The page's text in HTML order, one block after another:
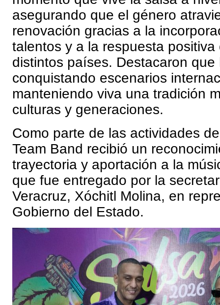
asegurando que el género
renovación gracias a la
talentos y a la respuesta
distintos países. Destacaron que
conquistando escenarios
manteniendo viva una tradición
culturas y generaciones.
Como parte de las actividades
Team Band recibió un
trayectoria y aportación a la
que fue entregado por la
Veracruz, Xóchitl Molina, en
Gobierno del Estado.